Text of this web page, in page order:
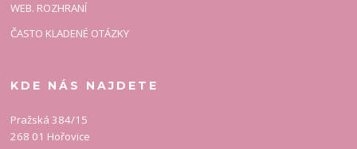
WEB. ROZHRANÍ
ČASTO KLADENÉ OTÁZKY
KDE NÁS NAJDETE
Pražská 384/15
268 01 Hořovice